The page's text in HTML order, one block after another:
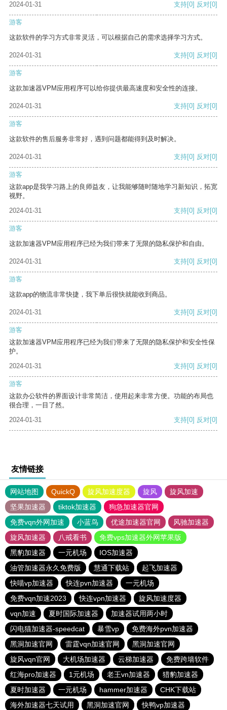
2024-01-31
支持[0] 反对[0]
游客
这款软件的学习方式非常灵活，可以根据自己的需求选择学习方式。
2024-01-31 支持[0] 反对[0]
游客
这款加速器VPM应用程序可以给你提供最高速度和安全性的连接。
2024-01-31 支持[0] 反对[0]
游客
这款软件的售后服务非常好，遇到问题都能得到及时解决。
2024-01-31 支持[0] 反对[0]
游客
这款app是我学习路上的良师益友，让我能够随时随地学习新知识，拓宽
视野。
2024-01-31
支持[0] 反对[0]
游客
这款加速器VPM应用程序已经为我们带来了无限的隐私保护和自由。
2024-01-31 支持[0] 反对[0]
游客
这款app的物流非常快捷，我下单后很快就能收到商品。
2024-01-31 支持[0] 反对[0]
游客
这款加速器VPM应用程序已经为我们带来了无限的隐私保护和安全性保
护。
2024-01-31
支持[0] 反对[0]
游客
这款办公软件的界面设计非常简洁，使用起来非常方便。功能的布局也
很合理，一目了然。
2024-01-31
支持[0] 反对[0]
友情链接
网站地图 QuickQ 旋风加速度器 旋风
旋风加速
坚果加速器
tiktok加速器
狗急加速器官网
免费vqn外网加速
小蓝鸟 优途加速器官网
风驰加速器
旋风加速器
八戒看书
免费vps加速器外网苹果版
黑豹加速器
一元机场
IOS加速器
油管加速器永久免费版
慧通下载站
起飞加速器
快喵vp加速器
快连pvn加速器
一元机场
免费vqn加速2023
快连vρn加速器
旋风加速度器
vqn加速
夏时国际加速器
加速器试用两小时
闪电猫加速器-speedcat
暴雪vp
免费海外pvn加速器
黑洞加速官网
雷霆vqn加速官网
黑洞加速官网
旋风vqn官网
大机场加速器 云梯加速器
免费跨墙软件
红海pro加速器
1元机场 老王vn加速器
猎豹加速器
夏时加速器
一元机场 hammer加速器
CHK下载站
海外加速器七天试用
黑洞加速官网 快鸭vp加速器